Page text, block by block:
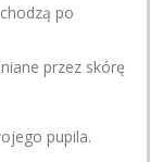
po
przez skórę
pupila.